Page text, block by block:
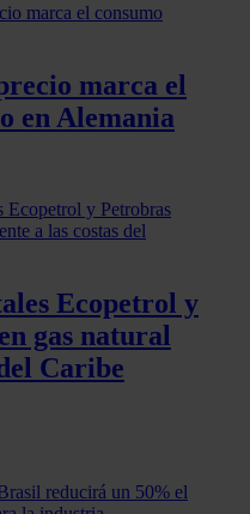
usan para personalizar
compartimos
del sitio web con
publicidad y análisis
con otra información
hayan recopilado a
sus servicios.
marca el
en Alemania
Ecopetrol y
gas natural
Caribe